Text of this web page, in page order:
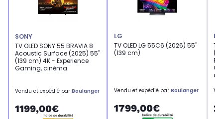
SONY
TV OLED SONY 55 BRAVIA 8
Acoustic Surface (2025) 55"
(139 cm) 4K - Experience
Gaming, cinéma
Vendu et expédié par Boulanger
1199,00€
LG
TV OLED LG 55C6 (2026) 55"
(139 cm)
Vendu et expédié par Boulanger
1799,00€
LG
TV